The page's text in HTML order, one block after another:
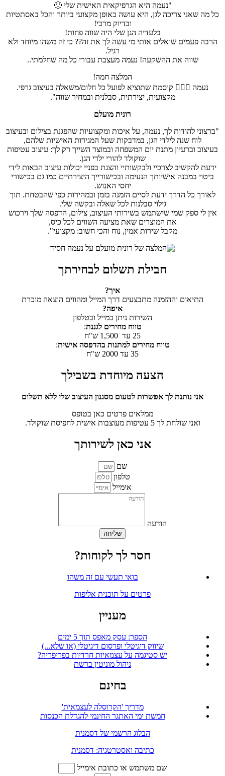
"נעמה היא הגרפיקאית האישית שלי 🙂
כל מה שאני צריכה לגן, היא עושה באופן מקצועי ביותר והכל באסתטיות
ובדיוק מרבי!
בלעדיה הגן שלי היה שווה פחות!
הרבה פעמים שואלים אותי מי עשה לך את זה?? כי זה משהו מיוחד ולא
רגיל.
שווה את ההשקעה! נעמה מעצבת עבורי כל מה שחלמתי..
המלצה חמה!
נעמה 🧚🏽‍♂️ קוסמת שתוציא לפועל כל חלום/משאלה בעיצוב גרפי.
מקצועית, יצירתית, סבלנית ובמחיר שווה".
רונית מועלם
"ברצוני להודות לך, נעמה, על איכות ומקצועיות שהפגנת בצילום ובעיצוב
לוח שנה לילדי הגן, במדבקות שעל המגירות האישיות שלהם,
בעיצוב וברעיון מתנת יום המשפחה ובמוצר השייך רק לך: עיצוב עטיפות
שוקולד להורי ילדי הגן.
ידעת להקשיב לצרכיי ולבקשותיי והצגת בפניי יכולות עיצוב הבאות לידי
ביטוי במבנה אישיותך הנעימה ובכישורייך היצירתיים כמו גם בכישורי
יחסי האנוש.
לאורך כל הדרך ידעת לסיים הזמנה בזמן ובמהירות כפי שהבטחת. תוך
גילוי סבלנות לכל שאלה ובקשה שלי.
אין לי ספק שמי שישתמש בשירותי העיצוב, צילום, הדפסה שלך וירכוש
את המוצרים שאת מציעה השווים לכל כיס,
מקבל שירות אמין, נוח והכי חשוב: מקצועי".
חבילת תשלום לבחירתך
איך?
התיאום וההזמנה מתבצעים דרך המייל ומהווים הוצאה מוכרת
איפה?
השירות ניתן במייל ובטלפון
טווח מחירים לגננת:
25 עד 1,500 ש"ח
טווח מחירים למתנות בהדפסה אישית:
35 עד 2000 ש"ח
הצעה מיוחדת בשבילך
אני נותנת לך אפשרות לטעום מסגנון העיצוב שלי ללא תשלום
ממלאים פרטים כאן בטופס
ואני שולחת לך 5 עטיפות מעוצבות אישית לחפיסת שוקולד.
אני כאן לשירותך
שם
טלפון
אימייל
הודעה
שליחה
חסר לך לקוחות?
בואי תעשי עם זה משהו
פרטים על תוכנית אליפות
מעניין
הספר: עסק מאפס תוך 5 ימים
שיווק דיגיטלי ופרסום דיגיטלי (או שלא...)
יש סטיגמה על עצמאיות חרדיות בפריפריה?
ניהול מוניטין ברשת
בחינם
מדריך 'הקרוסלה לעצמאית'
חמשת ימי האתגר החינמי להגדלת הכנסות
הבלוג הרשמי של דסמנית
כתיבה ואסטרטגיה: דסמנית
שם משתמש או כתובת אימייל